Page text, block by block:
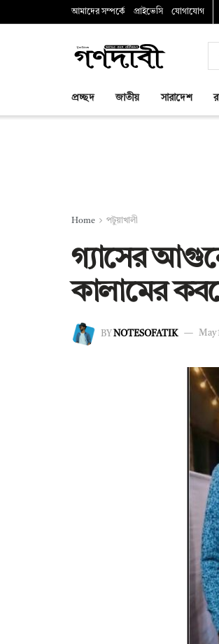
আমাদের সম্পর্কে প্রাইভেসি যোগাযোগ
প্রচ্ছদ জাতীয় সারাদেশ
Home পটুয়াখালী
‎গ্যাসের আগুনে
কালামের
BY NOTESOFATIK May